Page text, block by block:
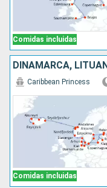
Comidas incluidas
Comidas incluidas
Caribbean Princess